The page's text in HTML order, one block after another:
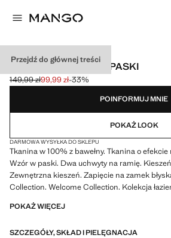
Przejdź do głównej treści
TORBA DLA MAMY W PASKI
Skreślona cena początkowa [149,99 zł ]
149,99 zł
Aktualna cena [99,99 zł ]
99,99 zł-33%
Wybierz kolor
POINFORMUJ MNIE
POKAŻ LOOK
DARMOWA WYSYŁKA DO SKLEPU
Tkanina w 100% z bawełny. Tkanina o
Wzór w paski. Dwa uchwyty na ramię.
Zewnętrzna kieszeń. Zapięcie na zamek
Collection. Welcome Collection. Kolekcja
POKAŻ WIĘCEJ
SZCZEGÓŁY, SKŁAD I PIELĘGNACJA